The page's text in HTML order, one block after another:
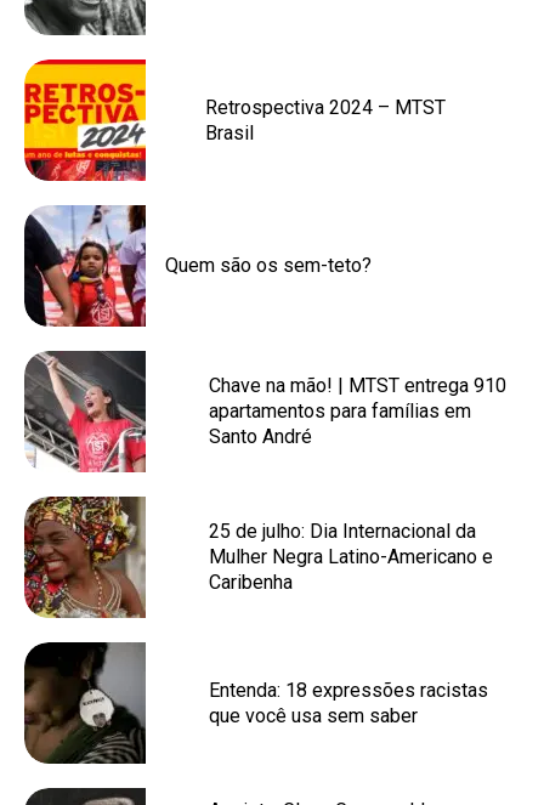
Retrospectiva 2024 – MTST
Brasil
Quem são os sem-teto?
Chave na mão! | MTST entrega 910
apartamentos para famílias em
Santo André
25 de julho: Dia Internacional da
Mulher Negra Latino-Americano e
Caribenha
Entenda: 18 expressões racistas
que você usa sem saber